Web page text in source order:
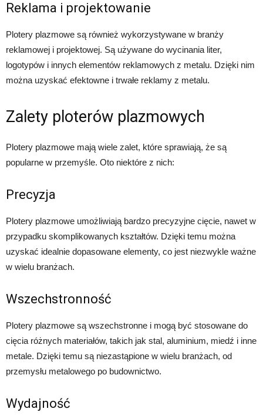
Reklama i projektowanie
Plotery plazmowe są również wykorzystywane w branży
reklamowej i projektowej. Są używane do wycinania liter,
logotypów i innych elementów reklamowych z metalu. Dzięki nim
można uzyskać efektowne i trwałe reklamy z metalu.
Zalety ploterów plazmowych
Plotery plazmowe mają wiele zalet, które sprawiają, że są
popularne w przemyśle. Oto niektóre z nich:
Precyzja
Plotery plazmowe umożliwiają bardzo precyzyjne cięcie, nawet w
przypadku skomplikowanych kształtów. Dzięki temu można
uzyskać idealnie dopasowane elementy, co jest niezwykle ważne
w wielu branżach.
Wszechstronność
Plotery plazmowe są wszechstronne i mogą być stosowane do
cięcia różnych materiałów, takich jak stal, aluminium, miedź i inne
metale. Dzięki temu są niezastąpione w wielu branżach, od
przemysłu metalowego po budownictwo.
Wydajność